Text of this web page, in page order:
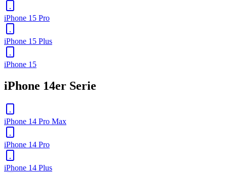
iPhone 15 Pro
iPhone 15 Plus
iPhone 15
iPhone 14er Serie
iPhone 14 Pro Max
iPhone 14 Pro
iPhone 14 Plus